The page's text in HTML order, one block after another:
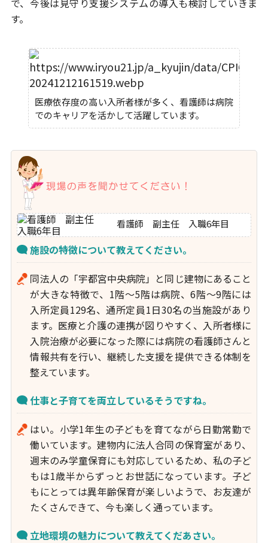
で、今後は見守り支援システムの導入も検討していきま
す。
医療依存度の高い入所者様が多く、看護師は病院
でのキャリアを活かして活躍しています。
看護師 副主任 入職6年目
施設の特徴について教えてください。
同法人の「宇都宮中央病院」と同じ建物にあること
が大きな特徴で、1階～5階は病院、6階～9階には
入所定員129名、通所定員1日30名の当施設があり
ます。医療と介護の連携が図りやすく、入所者様に
入院治療が必要になった際には病院の看護師さんと
情報共有を行い、継続した支援を提供できる体制を
整えています。
仕事と子育てを両立しているそうですね。
はい。小学1年生の子どもを育てながら日勤常勤で
働いています。建物内に法人合同の保育室があり、
週末のみ学童保育にも対応しているため、私の子ど
もは1歳半からずっとお世話になっています。子ど
もにとっては異年齢保育が楽しいようで、お友達が
たくさんできて、今も楽しく通っています。
立地環境の魅力について教えてくだあさい。